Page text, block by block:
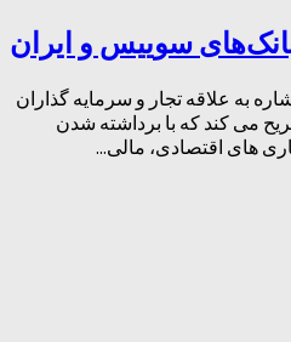
سوییس و ایران
به علاقه تجار و سرمایه گذاران
می کند که با برداشته شدن
های اقتصادی، مالی...